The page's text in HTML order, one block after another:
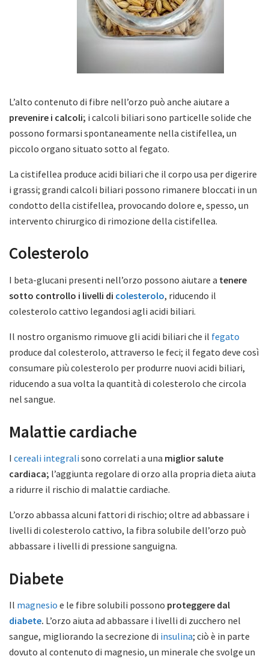
L’alto contenuto di fibre nell’orzo può anche aiutare a
prevenire i calcoli; i calcoli biliari sono particelle solide che
possono formarsi spontaneamente nella cistifellea, un
piccolo organo situato sotto al fegato.
La cistifellea produce acidi biliari che il corpo usa per digerire
i grassi; grandi calcoli biliari possono rimanere bloccati in un
condotto della cistifellea, provocando dolore e, spesso, un
intervento chirurgico di rimozione della cistifellea.
Colesterolo
I beta-glucani presenti nell’orzo possono aiutare a tenere
sotto controllo i livelli di colesterolo, riducendo il
colesterolo cattivo legandosi agli acidi biliari.
Il nostro organismo rimuove gli acidi biliari che il fegato
produce dal colesterolo, attraverso le feci; il fegato deve così
consumare più colesterolo per produrre nuovi acidi biliari,
riducendo a sua volta la quantità di colesterolo che circola
nel sangue.
Malattie cardiache
I cereali integrali sono correlati a una miglior salute
cardiaca; l’aggiunta regolare di orzo alla propria dieta aiuta
a ridurre il rischio di malattie cardiache.
L’orzo abbassa alcuni fattori di rischio; oltre ad abbassare i
livelli di colesterolo cattivo, la fibra solubile dell’orzo può
abbassare i livelli di pressione sanguigna.
Diabete
Il magnesio e le fibre solubili possono proteggere dal
diabete. L’orzo aiuta ad abbassare i livelli di zucchero nel
sangue, migliorando la secrezione di insulina; ciò è in parte
dovuto al contenuto di magnesio, un minerale che svolge un